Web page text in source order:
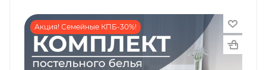
Акция! Семейные КПБ-30%!